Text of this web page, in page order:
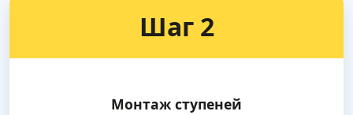
Шаг 2
Монтаж ступеней